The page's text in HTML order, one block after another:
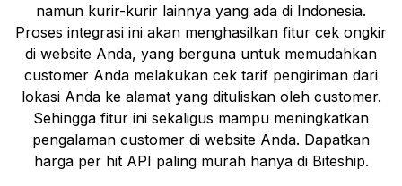
namun kurir-kurir lainnya yang ada di Indonesia.
Proses integrasi ini akan menghasilkan fitur cek ongkir
di website Anda, yang berguna untuk memudahkan
customer Anda melakukan cek tarif pengiriman dari
lokasi Anda ke alamat yang dituliskan oleh customer.
Sehingga fitur ini sekaligus mampu meningkatkan
pengalaman customer di website Anda. Dapatkan
harga per hit API paling murah hanya di Biteship.